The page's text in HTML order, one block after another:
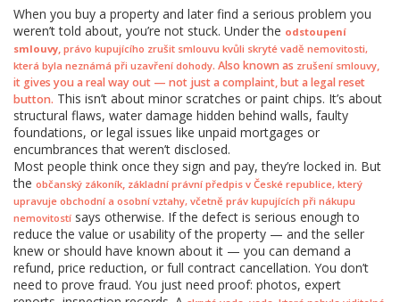
When you buy a property and later find a serious problem you
weren’t told about, you’re not stuck. Under the odstoupení
smlouvy, právo kupujícího zrušit smlouvu kvůli skryté vadě nemovitosti,
která byla neznámá při uzavření dohody. Also known as zrušení smlouvy,
it gives you a real way out — not just a complaint, but a legal reset
button. This isn’t about minor scratches or paint chips. It’s about
structural flaws, water damage hidden behind walls, faulty
foundations, or legal issues like unpaid mortgages or
encumbrances that weren’t disclosed.
Most people think once they sign and pay, they’re locked in. But
the občanský zákoník, základní právní předpis v České republice, který
upravuje obchodní a osobní vztahy, včetně práv kupujících při nákupu
nemovitostí says otherwise. If the defect is serious enough to
reduce the value or usability of the property — and the seller
knew or should have known about it — you can demand a
refund, price reduction, or full contract cancellation. You don’t
need to prove fraud. You just need proof: photos, expert